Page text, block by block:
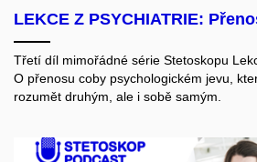
LEKCE Z PSYCHIATRIE:
Třetí díl mimořádné série Stetoskopu
O přenosu coby psychologickém jevu,
rozumět druhým, ale i sobě samým.